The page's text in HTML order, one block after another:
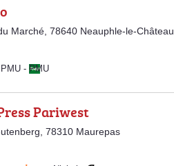
Marché, 78640 Neauphle-le-Château
- PMU
Pariwest
78310 Maurepas